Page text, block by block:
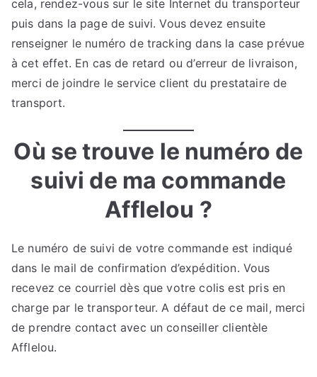
cela, rendez-vous sur le site Internet du transporteur
puis dans la page de suivi. Vous devez ensuite
renseigner le numéro de tracking dans la case prévue
à cet effet. En cas de retard ou d’erreur de livraison,
merci de joindre le service client du prestataire de
transport.
Où se trouve le numéro de
suivi de ma commande
Afflelou ?
Le numéro de suivi de votre commande est indiqué
dans le mail de confirmation d’expédition. Vous
recevez ce courriel dès que votre colis est pris en
charge par le transporteur. A défaut de ce mail, merci
de prendre contact avec un conseiller clientèle
Afflelou.